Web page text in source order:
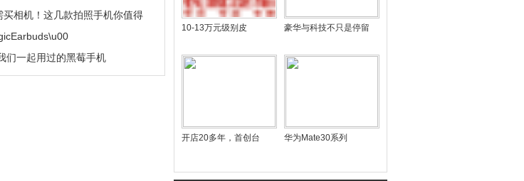
买相机！这几款拍照手机你值得
们一起用过的黑莓手机
10-13万元级别皮 豪华与科技不只是停留
开店20多年，首创台 华为Mate30系列